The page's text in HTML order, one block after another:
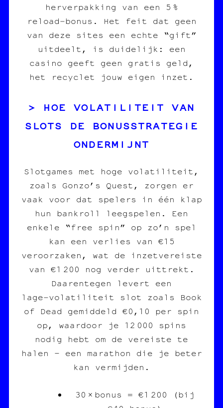
herverpakking van een 5 %
reload‑bonus. Het feit dat geen
van deze sites een echte “gift”
uitdeelt, is duidelijk: een
casino geeft geen gratis geld,
het recyclet jouw eigen inzet.
HOE VOLATILITEIT VAN
SLOTS DE BONUSSTRATEGIE
ONDERMIJNT
Slotgames met hoge volatiliteit,
zoals Gonzo’s Quest, zorgen er
vaak voor dat spelers in één klap
hun bankroll leegspelen. Een
enkele “free spin” op zo’n spel
kan een verlies van €15
veroorzaken, wat de inzetvereiste
van €1 200 nog verder uittrekt.
Daarentegen levert een
lage‑volatiliteit slot zoals Book
of Dead gemiddeld €0,10 per spin
op, waardoor je 12 000 spins
nodig hebt om de vereiste te
halen – een marathon die je beter
kan vermijden.
30 × bonus = €1 200 (bij